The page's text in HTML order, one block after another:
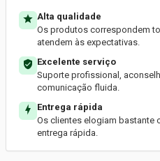
Alta qualidade
Os produtos correspondem
atendem às expectativas.
Excelente serviço
Suporte profissional,
comunicação fluida.
Entrega rápida
Os clientes elogiam bastante
entrega rápida.